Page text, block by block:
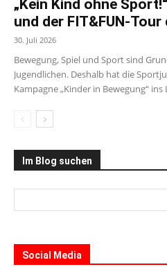
„Kein Kind ohne
und der FIT&FUN-Tour
30. Juli 2026
Bewegung, Spiel und Sport sind
Jugendlichen. Deshalb hat die
Kampagne „Kinder in Bewegung“
Im Blog suchen
Social Media